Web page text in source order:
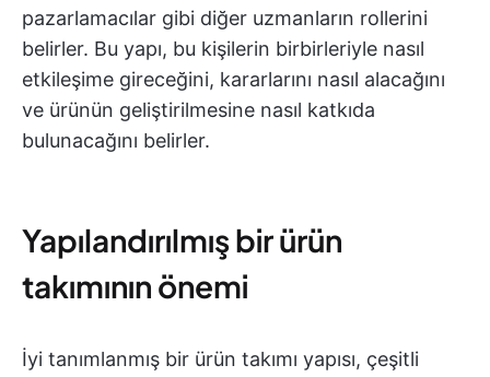
pazarlamacılar gibi diğer uzmanların rollerini
belirler. Bu yapı, bu kişilerin birbirleriyle nasıl
etkileşime gireceğini, kararlarını nasıl alacağını
ve ürünün geliştirilmesine nasıl katkıda
bulunacağını belirler.
Yapılandırılmış bir ürün
takımının önemi
İyi tanımlanmış bir ürün takımı yapısı, çeşitli